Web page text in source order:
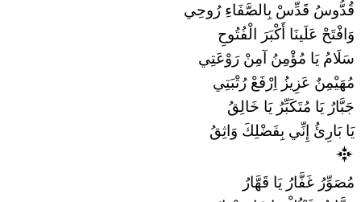
قُدُّوسُ قَدِّسْ بِالصَّفَاءِ رُوحِي
وَافْتَحْ عَلَينَا أَكْبَرَ الْفُتُوحِ
سَلَامُ يَا مُؤْمِنُ آمِنْ رَوْعَتِي
مُهَيْمِنٌ عَزِيزُ اِرْفَعْ رُتْبَتِي
جَبَّارُ يَا مُتَكَبِّرُ يَا خَالِقُ
يَا بَارِئُ إِنِّي بِفَضْلِكَ وَاثِقُ
مُصَوِّرُ غَفَّارُ يَا قَهَّارُ